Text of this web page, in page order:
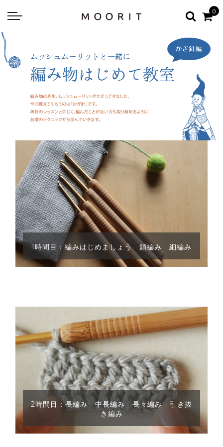
Back
about
Diary
編み物はじめて教室：かぎ針編
編み物はじめて教室：棒針編
Errata お詫びと訂正
Back
online shop
Yarns
Tools & Notions
Knitting kit
Patterns & Books
0
1時間目：編みはじめましょう 鎖編み 細編み
2時間目：長編み 中長編み 長々編み 引き抜
き編み